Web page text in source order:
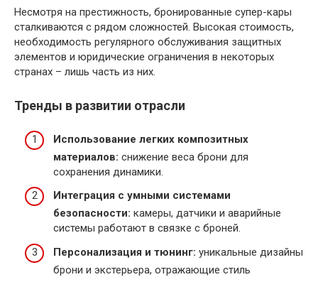
Несмотря на престижность, бронированные супер-кары
сталкиваются с рядом сложностей. Высокая стоимость,
необходимость регулярного обслуживания защитных
элементов и юридические ограничения в некоторых
странах – лишь часть из них.
Тренды в развитии отрасли
Использование легких композитных
материалов: снижение веса брони для
сохранения динамики.
Интеграция с умными системами
безопасности: камеры, датчики и аварийные
системы работают в связке с броней.
Персонализация и тюнинг: уникальные дизайны
брони и экстерьера, отражающие стиль